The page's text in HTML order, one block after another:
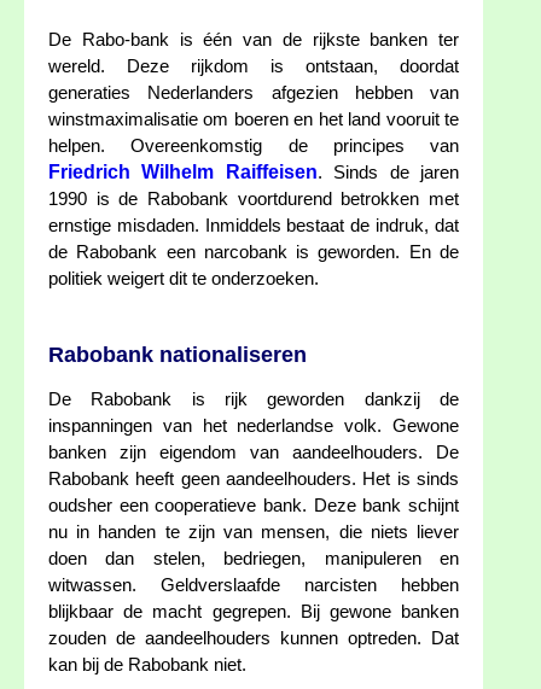
De Rabo-bank is één van de rijkste banken ter
wereld. Deze rijkdom is ontstaan, doordat
generaties Nederlanders afgezien hebben van
winstmaximalisatie om boeren en het land vooruit te
helpen. Overeenkomstig de principes van
Friedrich Wilhelm Raiffeisen. Sinds de jaren
1990 is de Rabobank voortdurend betrokken met
ernstige misdaden. Inmiddels bestaat de indruk, dat
de Rabobank een narcobank is geworden. En de
politiek weigert dit te onderzoeken.
Rabobank nationaliseren
De Rabobank is rijk geworden dankzij de
inspanningen van het nederlandse volk. Gewone
banken zijn eigendom van aandeelhouders. De
Rabobank heeft geen aandeelhouders. Het is sinds
oudsher een cooperatieve bank. Deze bank schijnt
nu in handen te zijn van mensen, die niets liever
doen dan stelen, bedriegen, manipuleren en
witwassen. Geldverslaafde narcisten hebben
blijkbaar de macht gegrepen. Bij gewone banken
zouden de aandeelhouders kunnen optreden. Dat
kan bij de Rabobank niet.